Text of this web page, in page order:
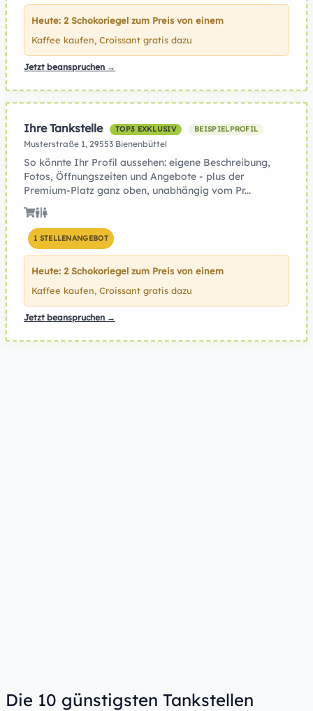
Heute: 2 Schokoriegel zum Preis von einem
Kaffee kaufen, Croissant gratis dazu
Jetzt beanspruchen →
Ihre Tankstelle TOP3 EXKLUSIV BEISPIELPROFIL
Musterstraße 1, 29553 Bienenbüttel
So könnte Ihr Profil aussehen: eigene Beschreibung,
Fotos, Öffnungszeiten und Angebote - plus der
Premium-Platz ganz oben, unabhängig vom Pr...
1 STELLENANGEBOT
Heute: 2 Schokoriegel zum Preis von einem
Kaffee kaufen, Croissant gratis dazu
Jetzt beanspruchen →
Die 10 günstigsten Tankstellen